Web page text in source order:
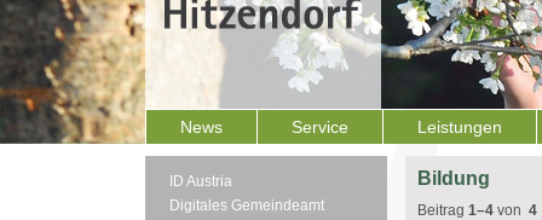
News Service Leistungen
ID Austria
Digitales Gemeindeamt
Bildung
Beitrag 1–4 von 4